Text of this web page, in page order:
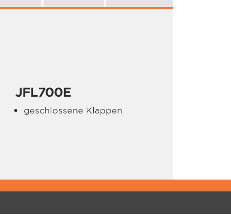
JFL700E
geschlossene Klappen
Registrierungen